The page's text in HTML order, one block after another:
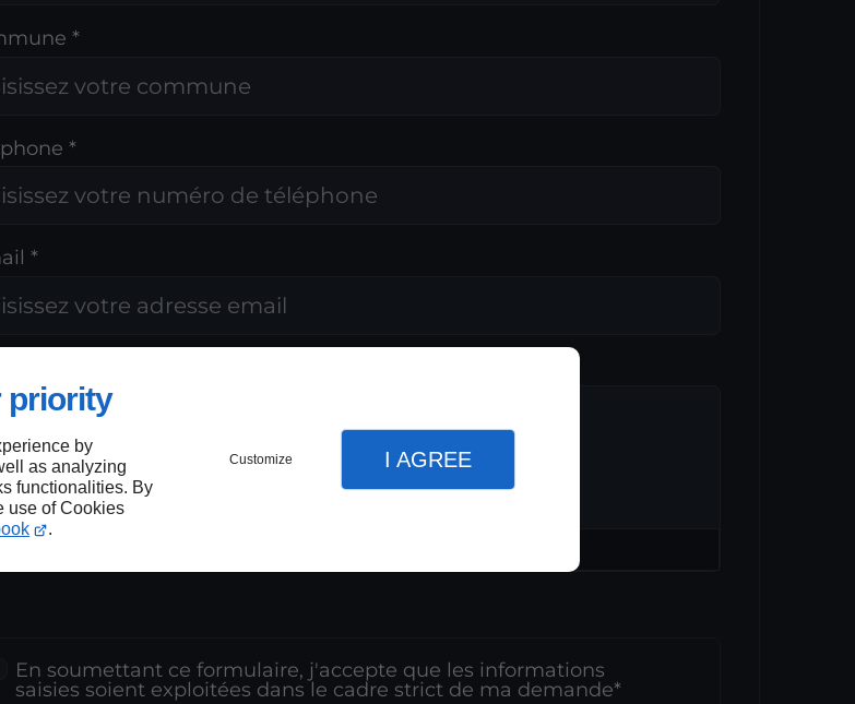
priority
by
as analyzing
functionalities. By
use of Cookies
.
Customize I AGREE
*
*
*
Glisser le fichier
ou
En soumettant ce formulaire, j'accepte que les informations
saisies soient exploitées dans le cadre strict de ma demande*